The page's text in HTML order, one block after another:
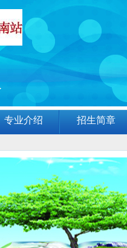
专业介绍 招生简章